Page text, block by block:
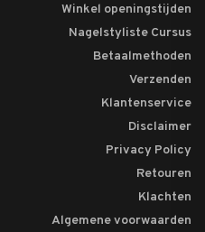
Winkel openingstijden
Nagelstyliste Cursus
Betaalmethoden
Verzenden
Klantenservice
Disclaimer
Privacy Policy
Retouren
Klachten
Algemene voorwaarden